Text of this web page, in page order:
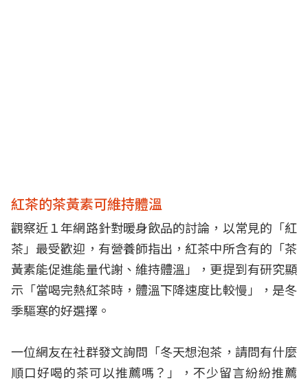
紅茶的茶黃素可維持體溫
觀察近１年網路針對暖身飲品的討論，以常見的「紅
茶」最受歡迎，有營養師指出，紅茶中所含有的「茶
黃素能促進能量代謝、維持體溫」，更提到有研究顯
示「當喝完熱紅茶時，體溫下降速度比較慢」，是冬
季驅寒的好選擇。
一位網友在社群發文詢問「冬天想泡茶，請問有什麼
順口好喝的茶可以推薦嗎？」，不少留言紛紛推薦